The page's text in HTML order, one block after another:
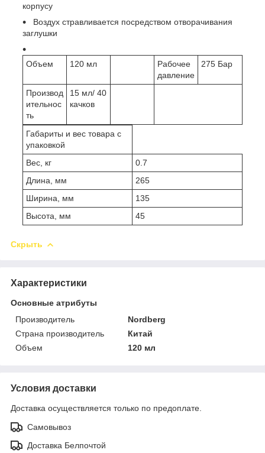
корпусу
Воздух стравливается посредством отворачивания
заглушки
Объем 120 мл
Рабочее
давление
275 Бар
Производ
ительнос
ть
15 мл/ 40
качков
Габариты и вес товара с
упаковкой
Вес, кг
0.7
Длина, мм
265
Ширина, мм
135
Высота, мм
45
Скрыть
Характеристики
Основные атрибуты
Производитель
Nordberg
Страна производитель
Китай
Объем
120 мл
Условия доставки
Доставка осуществляется только по предоплате.
Самовывоз
Доставка Белпочтой